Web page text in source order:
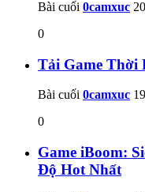
Bài cuối 0camxuc
0
Tải Game Thời
Bài cuối 0camxuc
0
Game iBoom:
Độ Hot Nhất